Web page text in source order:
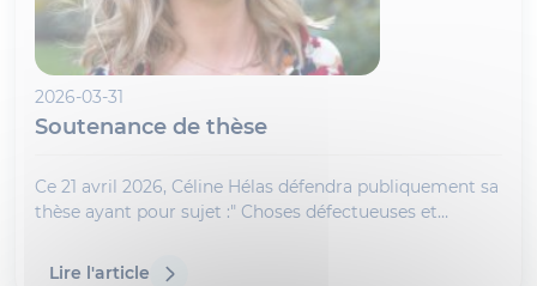
2026-03-31
Soutenance de thèse
Ce 21 avril 2026, Céline Hélas défendra publiquement sa
thèse ayant pour sujet :" Choses défectueuses et
Lire l'article